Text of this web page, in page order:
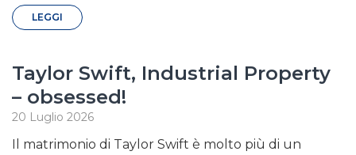
LEGGI
Taylor Swift, Industrial Property
– obsessed!
20 Luglio 2026
Il matrimonio di Taylor Swift è molto più di un